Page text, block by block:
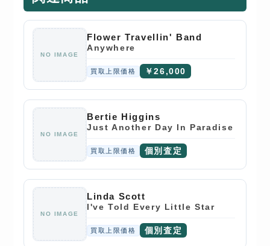
NO IMAGE
Flower Travellin' Band
Anywhere
買取上限価格 ￥26,000
NO IMAGE
Bertie Higgins
Just Another Day In Paradise
買取上限価格 個別査定
NO IMAGE
Linda Scott
I've Told Every Little Star
買取上限価格 個別査定